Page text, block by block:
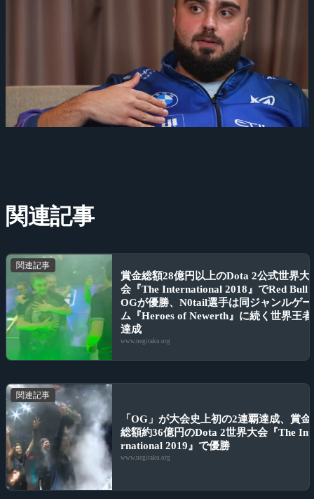
関連記事
関連記事
賞金総額28億円以上のDota 2公式世界大
会『The International 2018』でRed Bull
OGが優勝、N0tail選手は同ジャンルゲー
ム『Heroes of Newerth』に続く世界王者
達成
www.negitaku.org
関連記事
「OG」が大会史上初の2連覇達成、賞金
総額約36億円のDota 2世界大会『The
rnational 2019』で優勝
www.negitaku.org